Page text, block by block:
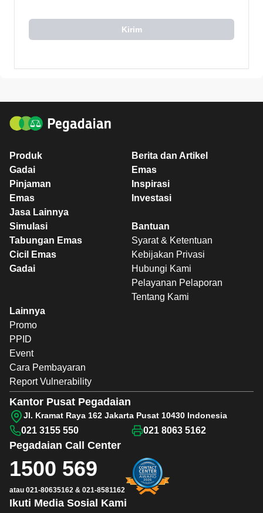
Kirim
Produk
Gadai
Pinjaman
Emas
Jasa Lainnya
Berita dan Artikel
Emas
Inspirasi
Investasi
Simulasi
Tabungan Emas
Cicil Emas
Gadai
Bantuan
Syarat & Ketentuan
Kebijakan Privasi
Hubungi Kami
Pelayanan Pelaporan
Tentang Kami
Lainnya
Promo
PPID
Event
Cara Pembayaran
Report Vulnerability
Ikuti Media Sosial Kami
Pegadaian Call Center
1500 569
atau 021-80635162 & 021-8581162
Kantor Pusat Pegadaian
Jl. Kramat Raya 162 Jakarta Pusat 10430 Indonesia
021 3155 550 021 8063 5162